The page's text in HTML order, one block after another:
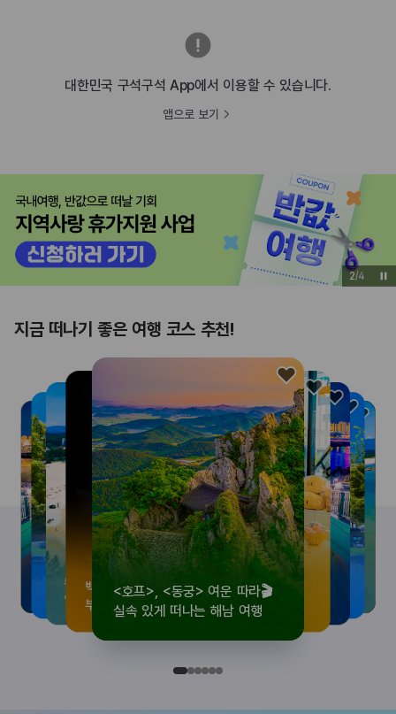
대한민국 구석구석 App에서 이용할 수 있습니다.
앱으로 보기
3/4
지금 떠나기 좋은 여행 코스 추천!
<호프>, <동궁> 여운 따라🎬
실속 있게 떠나는 해남 여행
로컬 감성 수집!
전국 로컬 기념품숍 3곳⭐
우리말이 더 재미있어지는
세종 한글 여행
숲길부터 천년 고찰까지!
마음에 쉼을 더하는 부안
뚜벅이 여행자 주목🚶
양양 1박 2일 코스
백제의 숨결을 따라,
부여에서 만나는 여름
<호프>, <동궁> 여운 따라🎬
실속 있게 떠나는 해남 여행
로컬 감성 수집!
전국 로컬 기념품숍 3곳⭐
우리말이 더 재미있어지는
세종 한글 여행
숲길부터 천년 고찰까지!
마음에 쉼을 더하는 부안
뚜벅이 여행자 주목🚶
양양 1박 2일 코스
백제의 숨결을 따라,
부여에서 만나는 여름
<호프>, <동궁> 여운 따라🎬
실속 있게 떠나는 해남 여행
로컬 감성 수집!
전국 로컬 기념품숍 3곳⭐
우리말이 더 재미있어지는
세종 한글 여행
숲길부터 천년 고찰까지!
마음에 쉼을 더하는 부안
뚜벅이 여행자 주목🚶
양양 1박 2일 코스
백제의 숨결을 따라,
부여에서 만나는 여름